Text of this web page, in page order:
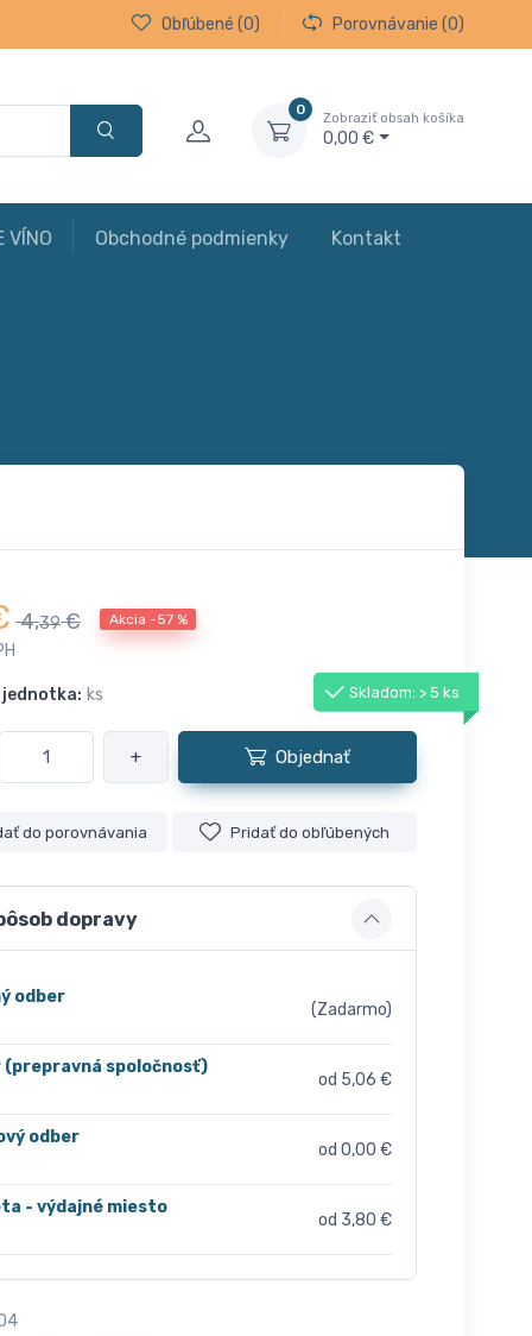
Obľúbené (0) Porovnávanie (0)
0
Zobraziť obsah košíka
0,00 €
VÍNO Obchodné podmienky Kontakt
4,39€ Akcia -57 %
jednotka: ks Skladom: > 5 ks
+ Objednať
do porovnávania Pridať do obľúbených
dopravy
odber
(Zadarmo)
(prepravná spoločnosť)
od 5,06 €
odber
od 0,00 €
- výdajné miesto
od 3,80 €